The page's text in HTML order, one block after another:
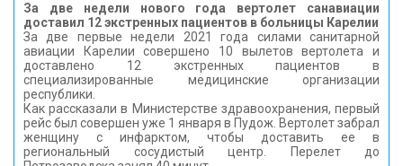
За две недели нового года вертолет санавиации
доставил 12 экстренных пациентов в больницы Карелии
За две первые недели 2021 года силами санитарной
авиации Карелии совершено 10 вылетов вертолета и
доставлено 12 экстренных пациентов в
специализированные медицинские организации
республики.
Как рассказали в Министерстве здравоохранения, первый
рейс был совершен уже 1 января в Пудож. Вертолет забрал
женщину с инфарктом, чтобы доставить ее в
региональный сосудистый центр. Перелет до